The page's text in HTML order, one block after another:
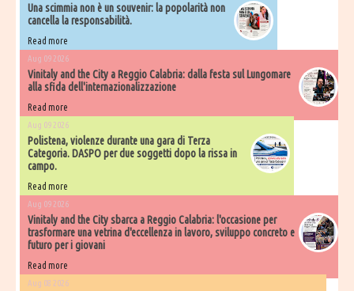
Una scimmia non è un souvenir: la popolarità non
cancella la responsabilità.
Read more
Aug 09 2026
Vinitaly and the City a Reggio Calabria: dalla festa sul Lungomare
alla sfida dell'internazionalizzazione
Read more
Aug 09 2026
Polistena, violenze durante una gara di Terza
Categoria. DASPO per due soggetti dopo la rissa in
campo.
Read more
Aug 09 2026
Vinitaly and the City sbarca a Reggio Calabria: l'occasione per
trasformare una vetrina d'eccellenza in lavoro, sviluppo concreto e
futuro per i giovani
Read more
Aug 08 2026